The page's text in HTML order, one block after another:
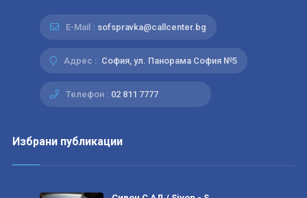
E-Mail : sofspravka@callcenter.bg
Адрес : София, ул. Панорама София №5
Телефон : 02 811 7777
Избрани публикации